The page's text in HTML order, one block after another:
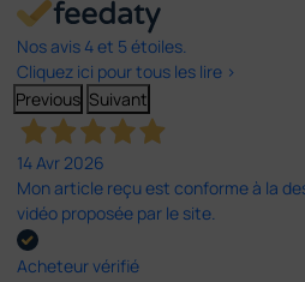
Nos avis 4 et 5 étoiles.
Cliquez ici pour tous les lire >
Previous Suivant
14 Avr 2026
Mon article reçu est conforme à la
vidéo proposée par le site.
Acheteur vérifié